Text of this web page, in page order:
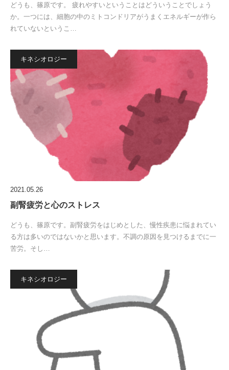
どうも、篠原です。 疲れやすいということはどういうことでしょう
か。一つには、細胞の中のミトコンドリアがうまくエネルギーが作ら
れていないというこ…
キネシオロジー
2021.05.26
副腎疲労と心のストレス
どうも、篠原です。副腎疲労をはじめとした、慢性疾患に悩まれてい
る方は多いのではないかと思います。不調の原因を見つけるまでに一
苦労。そし…
キネシオロジー